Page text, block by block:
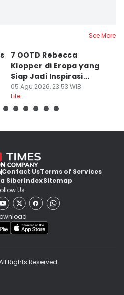
See More
7 OOTD Rebecca
Klopper di Eropa yang
Siap Jadi Inspirasi
Summer Look
05 Agu 2026, 23:53 WIB
Life
Contact UsTerms of Services
SiberIndexSitemap
Us
Rights Reserved.